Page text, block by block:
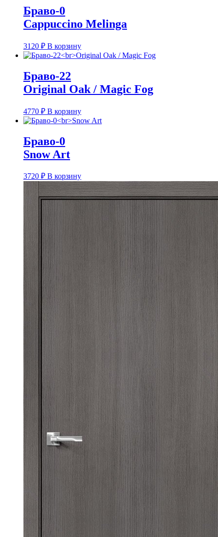
Браво-0
Cappuccino Melinga
3120 ₽ В корзину
Браво-22
Original Oak / Magic Fog
4770 ₽ В корзину
Браво-0
Snow Art
3720 ₽ В корзину